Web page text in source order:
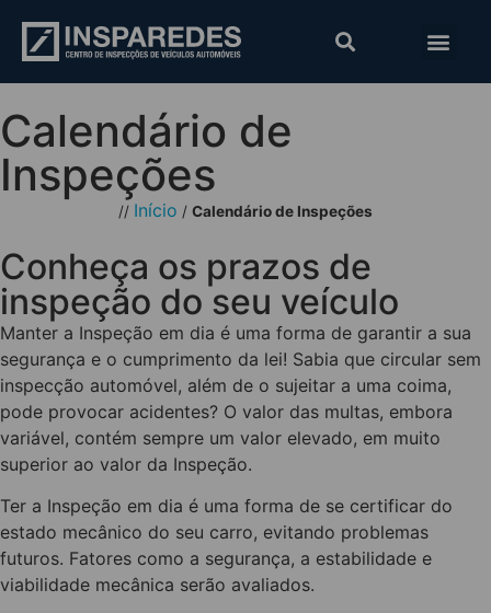
Calendário de
Inspeções
// Início / Calendário de Inspeções
Conheça os prazos de
inspeção do seu veículo
Manter a Inspeção em dia é uma forma de garantir a sua
segurança e o cumprimento da lei! Sabia que circular sem
inspecção automóvel, além de o sujeitar a uma coima,
pode provocar acidentes? O valor das multas, embora
variável, contém sempre um valor elevado, em muito
superior ao valor da Inspeção.
Ter a Inspeção em dia é uma forma de se certificar do
estado mecânico do seu carro, evitando problemas
futuros. Fatores como a segurança, a estabilidade e
viabilidade mecânica serão avaliados.